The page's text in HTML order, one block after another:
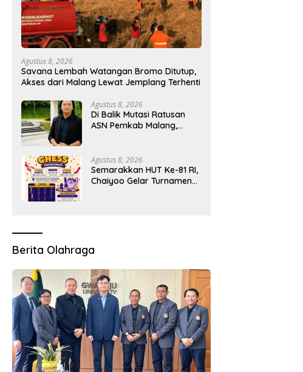
Agustus 8, 2026
Savana Lembah Watangan Bromo Ditutup,
Akses dari Malang Lewat Jemplang Terhenti
Agustus 8, 2026
Di Balik Mutasi Ratusan
ASN Pemkab Malang,
Agustus 8, 2026
Semarakkan HUT Ke-81 RI,
Chaiyoo Gelar Turnamen
Berita Olahraga